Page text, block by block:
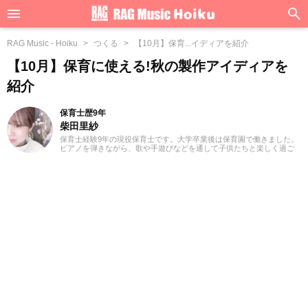
RAG Music - Hoiku つくる 【10月】保育...イディアを紹介
【10月】保育に使える!秋の製作アイディアを
紹介
保育士歴9年
柴田里紗
保育士経験9年の現役保育士です。大学卒業後は保育園で働きました。
ピアノを弾きながら、歌や手遊びなどを通して子供たちと楽しく過ご